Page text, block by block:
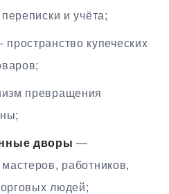
и учёта;
пространство купеческих
превращения
дворы —
работников,
людей;